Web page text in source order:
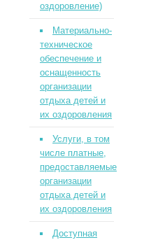
оздоровление)
Материально-
техническое
обеспечение и
оснащенность
организации
отдыха детей и
их оздоровления
Услуги, в том
числе платные,
предоставляемые
организации
отдыха детей и
их оздоровления
Доступная